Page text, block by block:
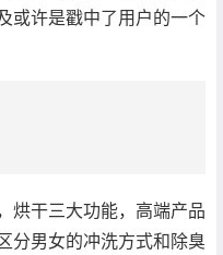
或许是戳中了用户的一个
烘干三大功能，高端产品
分男女的冲洗方式和除臭